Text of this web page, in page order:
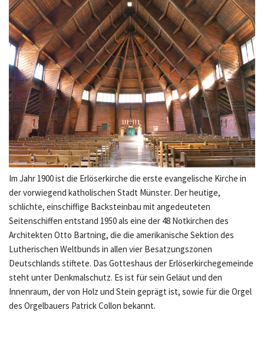
Im Jahr 1900 ist die Erlöserkirche die erste evangelische Kirche in
der vorwiegend katholischen Stadt Münster. Der heutige,
schlichte, einschiffige Backsteinbau mit angedeuteten
Seitenschiffen entstand 1950 als eine der 48 Notkirchen des
Architekten Otto Bartning, die die amerikanische Sektion des
Lutherischen Weltbunds in allen vier Besatzungszonen
Deutschlands stiftete. Das Gotteshaus der Erlöserkirchegemeinde
steht unter Denkmalschutz. Es ist für sein Geläut und den
Innenraum, der von Holz und Stein geprägt ist, sowie für die Orgel
des Orgelbauers Patrick Collon bekannt.